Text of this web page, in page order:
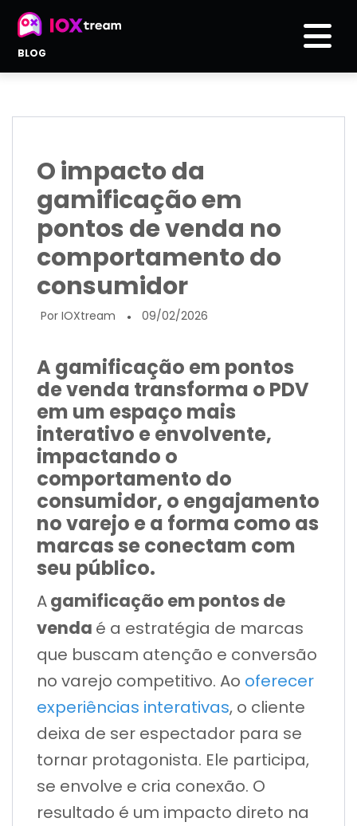
BLOG
O impacto da
gamificação em
pontos de venda no
comportamento do
consumidor
Por IOXtream ● 09/02/2026
A gamificação em pontos
de venda transforma o PDV
em um espaço mais
interativo e envolvente,
impactando o
comportamento do
consumidor, o engajamento
no varejo e a forma como as
marcas se conectam com
seu público.
Agamificação em pontos de
venda é a estratégia de marcas
que buscam atenção e conversão
no varejo competitivo. Ao oferecer
experiências interativas, o cliente
deixa de ser espectador para se
tornar protagonista. Ele participa,
se envolve e cria conexão. O
resultado é um impacto direto na